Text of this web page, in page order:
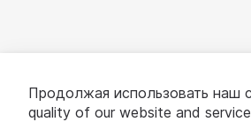
Продолжая использовать наш
quality of our website and